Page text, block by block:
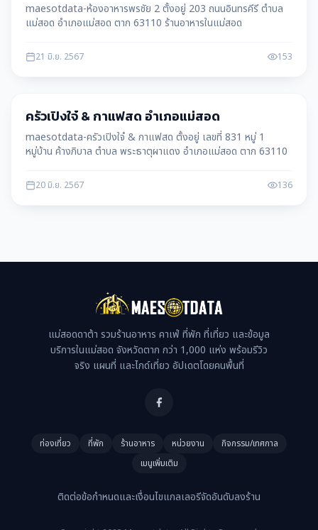
maesotdata-ห้องอาหารพรชัย 2 ตั้งอยู่ 203 ถนนอินทรคีรี ตำบล
แม่สอด อำเภอแม่สอด ตาก 63110 ร้านอาหารในแม่สอด
21 มิ.ย. 2567 153
แม่สอด
ครัวเปิงใจ๋ & กาแฟสด อำเภอแม่สอด
maesotdata-ครัวเปิงใจ๋ & กาแฟสด ตั้งอยู่ เลขที่ 831 หมู่ 1
หมู่บ้าน ค้างภิบาล ตำบล พระธาตุผาแดง อำเภอแม่สอด ตาก 63110
20 มิ.ย. 2567 136
แม่สอดดาต้า รวมร้านอาหาร คาเฟ่ ที่พัก ที่เที่ยว และข้อมูล
บริการในแม่สอด จังหวัดตาก กว่า 1,000 แห่ง พร้อมรีวิว
จริง แผนที่ และไกด์เที่ยว อัปเดตโดยคนพื้นที่
ท่องเที่ยว ที่พัก ร้านอาหาร หน่วยงาน
กิจกรรม/เทศกาล
เมนูเพิ่มเติม
ติดต่อข้อกำหนดและเงื่อนไขแกลเลอรีจัดอันดับลงร้าน